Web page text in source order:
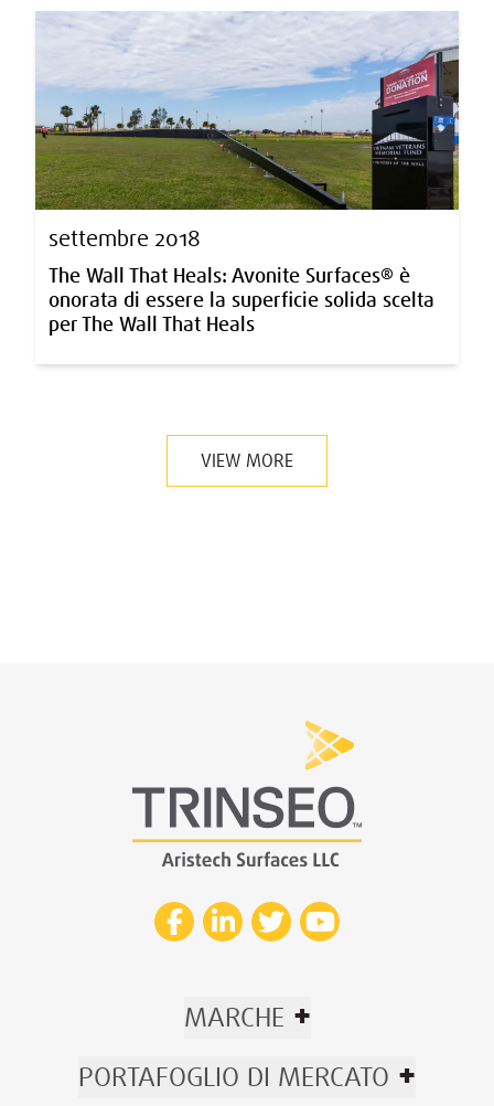
settembre 2018
The Wall That Heals: Avonite Surfaces® è
onorata di essere la superficie solida scelta
per The Wall That Heals
VIEW MORE
MARCHE +
PORTAFOGLIO DI MERCATO +